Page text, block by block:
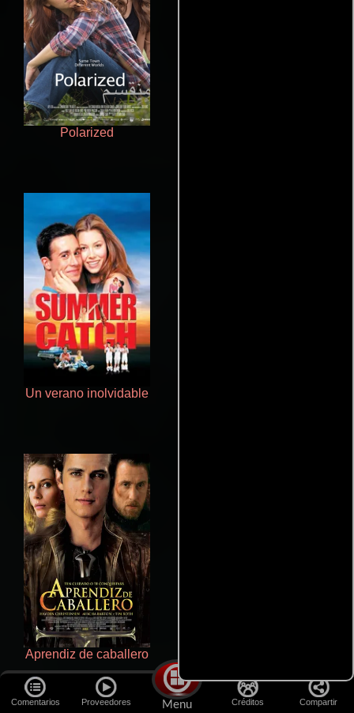
Comentarios Proveedores Menu Créditos Compartir
Polarized
Un verano inolvidable
Aprendiz de caballero